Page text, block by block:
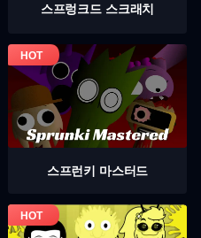
스프렁크드 스크래치
스프런키 마스터드